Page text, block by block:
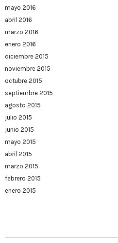
mayo 2016
abril 2016
marzo 2016
enero 2016
diciembre 2015
noviembre 2015
octubre 2015
septiembre 2015
agosto 2015
julio 2015
junio 2015
mayo 2015
abril 2015
marzo 2015
febrero 2015
enero 2015